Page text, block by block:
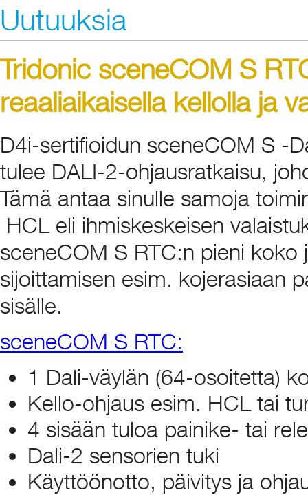
Uutuuksia
Tridonic sceneCOM S
reaaliaikaisella kellolla ja
D4i-sertifioidun sceneCOM S -
tulee DALI-2-ohjausratkaisu,
Tämä antaa sinulle samoja
HCL eli ihmiskeskeisen
sceneCOM S RTC:n pieni
sijoittamisen esim. kojerasiaan
sisälle.
sceneCOM S RTC:
1 Dali-väylän (64-osoitetta)
Kello-ohjaus esim. HCL tai
4 sisään tuloa painike- tai
Dali-2 sensorien tuki
Käyttöönotto, päivitys ja